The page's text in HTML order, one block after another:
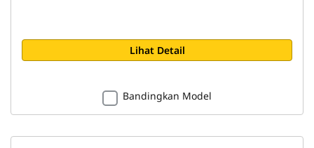
Lihat Detail
Bandingkan Model